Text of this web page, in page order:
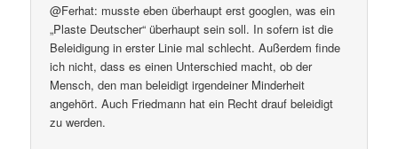
@Ferhat: musste eben überhaupt erst googlen, was ein
„Plaste Deutscher“ überhaupt sein soll. In sofern ist die
Beleidigung in erster Linie mal schlecht. Außerdem finde
ich nicht, dass es einen Unterschied macht, ob der
Mensch, den man beleidigt irgendeiner Minderheit
angehört. Auch Friedmann hat ein Recht drauf beleidigt
zu werden.